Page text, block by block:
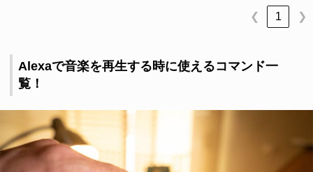
❮ 1 ❯
Alexaで音楽を再生する時に使えるコマンド一
覧！